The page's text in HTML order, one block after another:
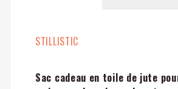
STILLISTIC
Sac cadeau en toile de jute